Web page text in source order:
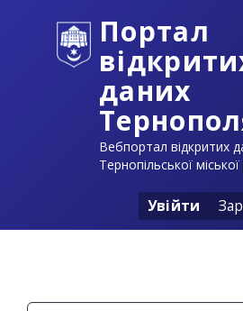
Портал
даних
Вебпортал відкритих
Тернопільської
Увійти